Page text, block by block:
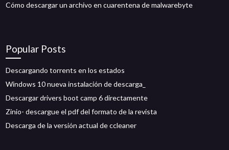
Cómo descargar un archivo en cuarentena de malwarebyte
Popular Posts
Descargando torrents en los estados
Windows 10 nueva instalación de descarga_
Descargar drivers boot camp 6 directamente
Zinio- descargue el pdf del formato de la revista
Descarga de la versión actual de ccleaner